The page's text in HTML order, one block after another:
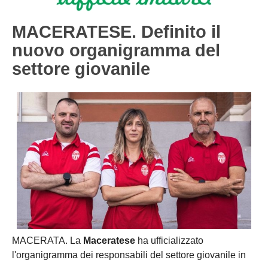
MACERATESE. Definito il
nuovo organigramma del
settore giovanile
MACERATA. La Maceratese ha ufficializzato
l'organigramma dei responsabili del settore giovanile in